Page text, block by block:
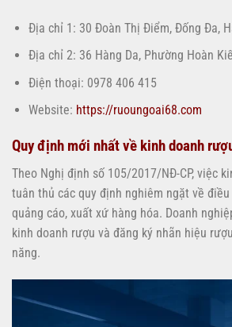
Địa chỉ 1: 30 Đoàn Thị Điểm, Đống Đa,
Địa chỉ 2: 36 Hàng Da, Phường Hoàn
Điện thoại: 0978 406 415
Website: https://ruoungoai68.com
Quy định mới nhất về kinh doanh
Theo Nghị định số 105/2017/NĐ-CP, việc
tuân thủ các quy định nghiêm ngặt về
quảng cáo, xuất xứ hàng hóa. Doanh
kinh doanh rượu và đăng ký nhãn hiệu
năng.